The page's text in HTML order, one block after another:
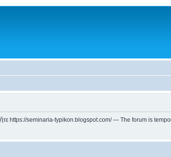
https://seminaria-typikon.blogspot.com/ — The forum is